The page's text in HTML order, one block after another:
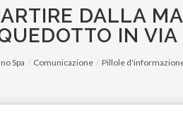
DALLA
IN VIA
Spa Comunicazione Pillole